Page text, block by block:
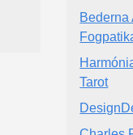
Bederna
Tarot